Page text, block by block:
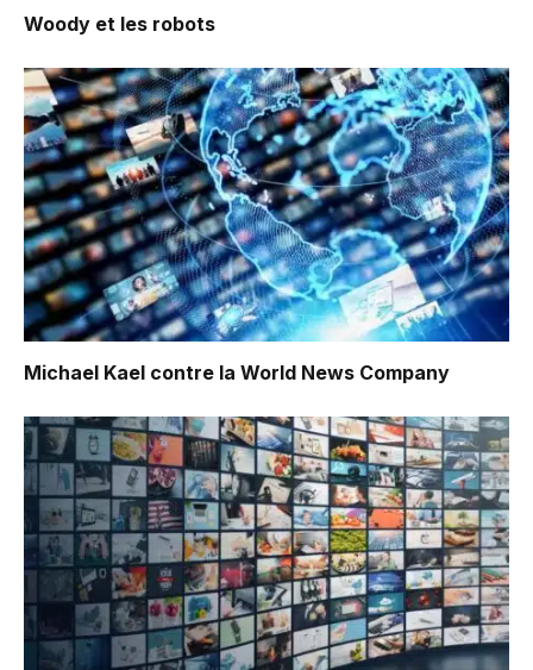
Woody et les robots
Michael Kael contre la World News Company